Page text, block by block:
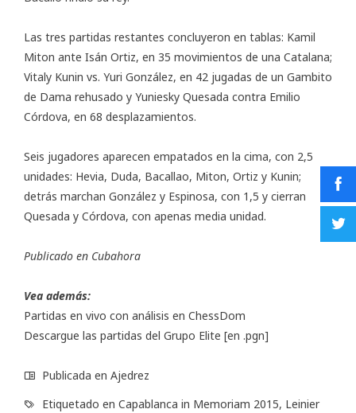
Las tres partidas restantes concluyeron en tablas: Kamil
Miton ante Isán Ortiz, en 35 movimientos de una Catalana;
Vitaly Kunin vs. Yuri González, en 42 jugadas de un Gambito
de Dama rehusado y Yuniesky Quesada contra Emilio
Córdova, en 68 desplazamientos.
Seis jugadores aparecen empatados en la cima, con 2,5
unidades: Hevia, Duda, Bacallao, Miton, Ortiz y Kunin;
detrás marchan González y Espinosa, con 1,5 y cierran
Quesada y Córdova, con apenas media unidad.
Publicado en Cubahora
Vea además:
Partidas en vivo con análisis en ChessDom
Descargue las partidas del Grupo Elite [en .pgn]
Publicada en Ajedrez
Etiquetado en Capablanca in Memoriam 2015, Leinier